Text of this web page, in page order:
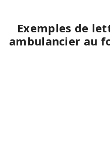
Exemples de
ambulancier au